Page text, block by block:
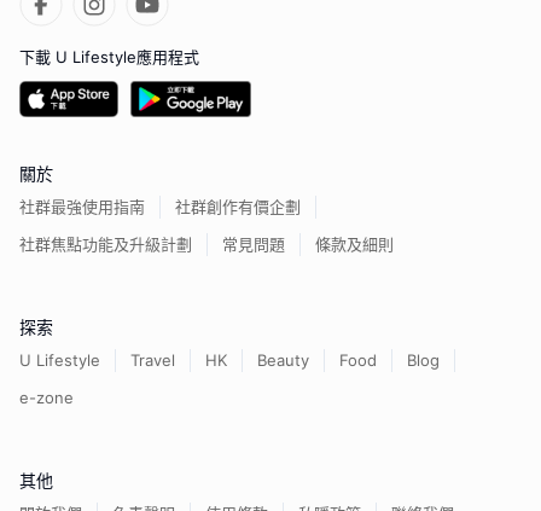
下載 U Lifestyle應用程式
關於
社群最強使用指南
社群創作有價企劃
社群焦點功能及升級計劃
常見問題 條款及細則
探索
U Lifestyle Travel HK Beauty Food
Blog
e-zone
其他